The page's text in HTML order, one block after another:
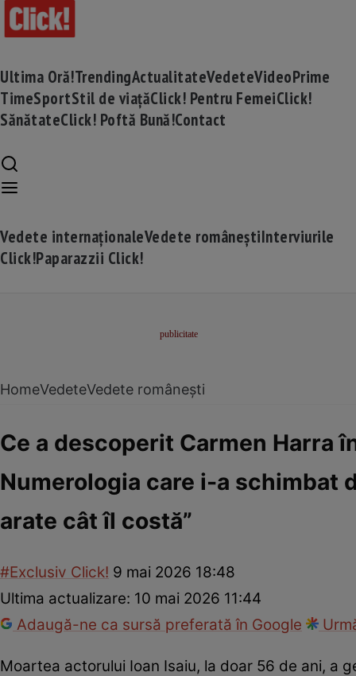
Ultima Oră!TrendingActualitateVedeteVideoPrime
TimeSportStil de viațăClick! Pentru FemeiClick!
SănătateClick! Poftă Bună!Contact
Vedete internaționaleVedete româneștiInterviurile
Click!Paparazzii Click!
HomeVedeteVedete românești
Ce a descoperit Carmen Harra
Numerologia care i-a schimbat
arate cât îl costă”
#Exclusiv Click! 9 mai 2026 18:48
Ultima actualizare: 10 mai 2026 11:44
Adaugă-ne ca sursă preferată în Google
Moartea actorului Ioan Isaiu, la doar 56 de ani, a